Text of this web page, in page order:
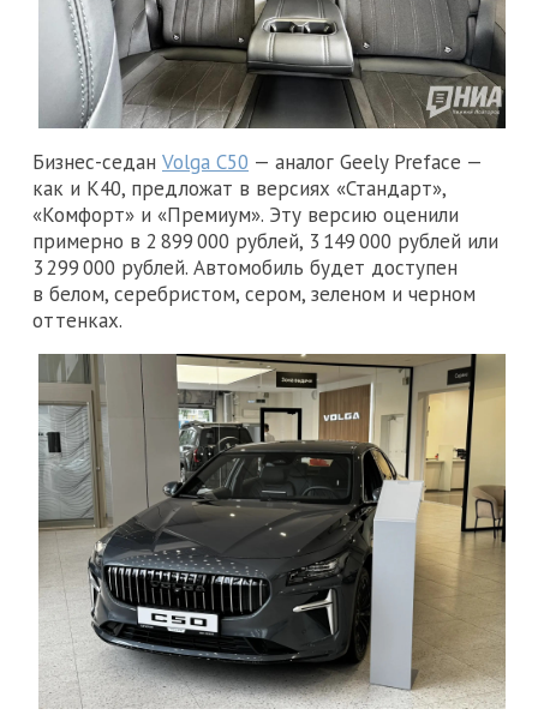
Бизнес-седан Volga C50 — аналог Geely Preface —
как и К40, предложат в версиях «Стандарт»,
«Комфорт» и «Премиум». Эту версию оценили
примерно в 2 899 000 рублей, 3 149 000 рублей или
3 299 000 рублей. Автомобиль будет доступен
в белом, серебристом, сером, зеленом и черном
оттенках.